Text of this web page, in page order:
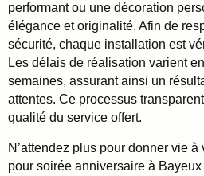
performant ou une décoration
élégance et originalité. Afin de
sécurité, chaque installation est
Les délais de réalisation varient
semaines, assurant ainsi un
attentes. Ce processus
qualité du service offert.
N’attendez plus pour donner vie
pour soirée anniversaire à Bayeux